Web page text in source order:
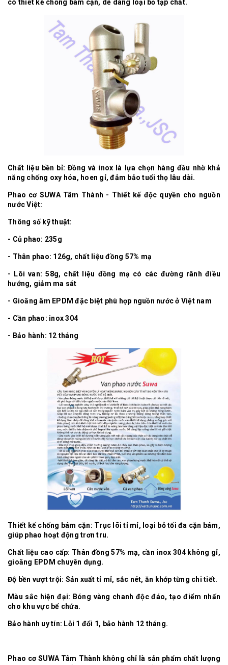
có thiết kế chống bám cặn, dễ dàng loại bỏ tạp chất.
Chất liệu bền bỉ: Đồng và inox là lựa chọn hàng đầu nhờ khả
năng chống oxy hóa, hoen gỉ, đảm bảo tuổi thọ lâu dài.
Phao cơ SUWA Tâm Thành - Thiết kế độc quyền cho nguồn
nước Việt:
Thông số kỹ thuật:
- Củ phao: 235g
- Thân phao: 126g, chất liệu đồng 57% mạ
- Lõi van: 58g, chất liệu đồng mạ có các đường rãnh điều
hướng, giảm ma sát
- Gioăng âm EPDM đặc biệt phù hợp nguồn nước ở Việt nam
- Cần phao: inox 304
- Bảo hành: 12 tháng
Thiết kế chống bám cặn: Trục lõi tỉ mỉ, loại bỏ tối đa cặn bám,
giúp phao hoạt động trơn tru.
Chất liệu cao cấp: Thân đồng 57% mạ, cần inox 304 không gỉ,
gioăng EPDM chuyên dụng.
Độ bền vượt trội: Sản xuất tỉ mỉ, sắc nét, ăn khớp từng chi tiết.
Màu sắc hiện đại: Bóng vàng chanh độc đáo, tạo điểm nhấn
cho khu vực bể chứa.
Bảo hành uy tín: Lỗi 1 đổi 1, bảo hành 12 tháng.
Phao cơ SUWA Tâm Thành không chỉ là sản phẩm chất lượng